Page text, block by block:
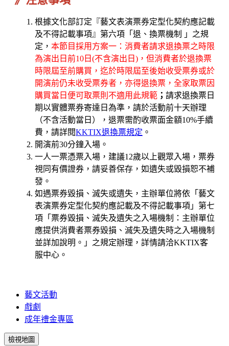
根據文化部訂定『藝文表演票券定型化契約應記載
及不得記載事項』第六項「退、換票機制 」之規
定， 本節目採用方案一：消費者請求退換票之時限
為演出日前10日(不含演出日)，但消費者於退換票
時限屆至前購買，迄於時限屆至後始收受票券或於
開演前仍未收受票券者，亦得退換票，全家取票因
購買當日便可取票則不適用此規範 ； 請求退換票日
期以實體票券寄達日為準，請於活動前十天辦理
（不含活動當日），退票需酌收票面金額10%手續
費，請詳閱KKTIX退換票規定 。
開演前30分鐘入場。
一人一票憑票入場，建議12歲以上觀眾入場，票券
視同有價證券，請妥善保存，如遺失或毀損恕不補
發。
如遇票券毀損、滅失或遺失，主辦單位將依「藝文
表演票券定型化契約應記載及不得記載事項」第七
項「票券毀損、滅失及遺失之入場機制：主辦單位
應提供消費者票券毀損、滅失及遺失時之入場機制
並詳加說明。」之規定辦理，詳情請洽KKTIX客
服中心。
藝文活動
戲劇
成年禮金專區
檢視地圖